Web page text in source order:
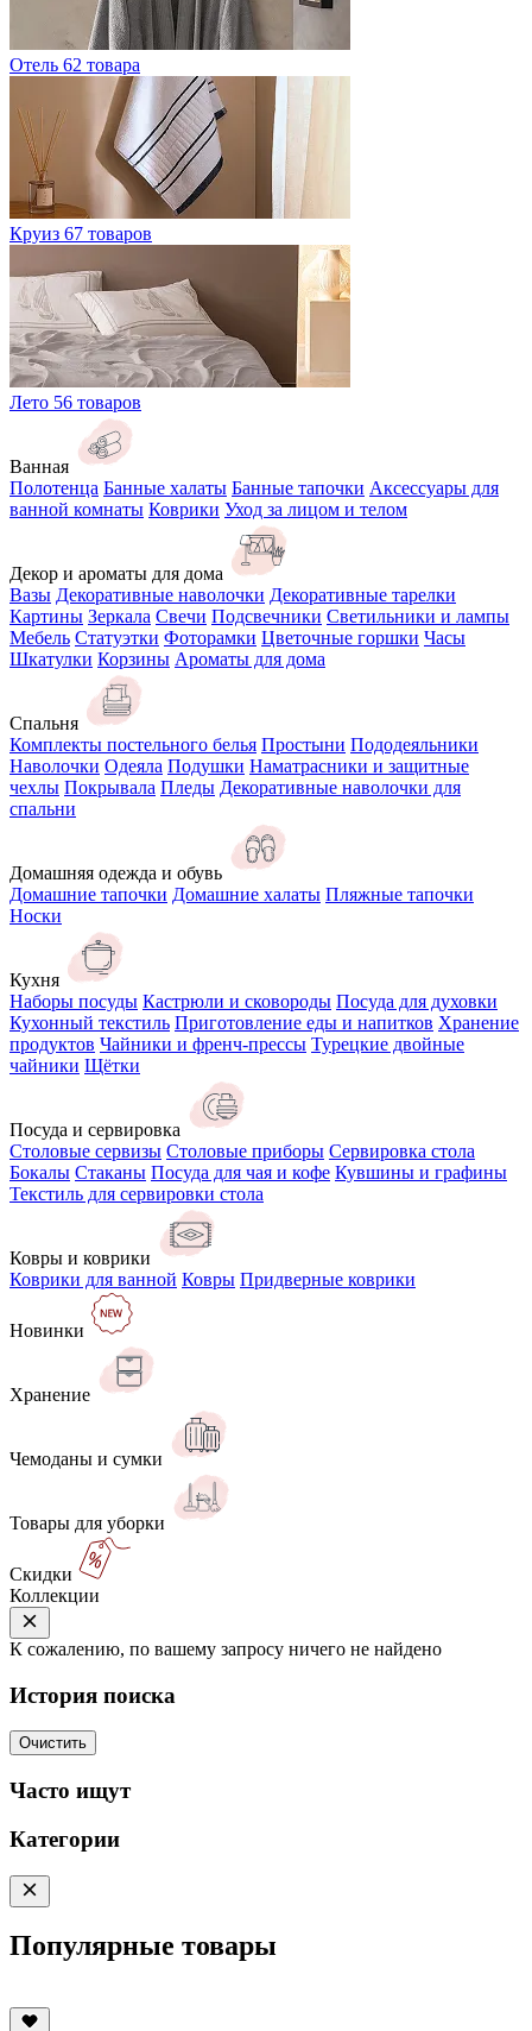
Отель 62 товара
Круиз 67 товаров
Лето 56 товаров
Ванная
Полотенца Банные халаты Банные тапочки Аксессуары для
ванной комнаты Коврики Уход за лицом и телом
Декор и ароматы для дома
Вазы Декоративные наволочки Декоративные тарелки
Картины Зеркала Свечи Подсвечники Светильники и лампы
Мебель Статуэтки Фоторамки Цветочные горшки Часы
Шкатулки Корзины Ароматы для дома
Спальня
Комплекты постельного белья Простыни Пододеяльники
Наволочки Одеяла Подушки Наматрасники и защитные
чехлы Покрывала Пледы Декоративные наволочки для
спальни
Домашняя одежда и обувь
Домашние тапочки Домашние халаты Пляжные тапочки
Носки
Кухня
Наборы посуды Кастрюли и сковороды Посуда для духовки
Кухонный текстиль Приготовление еды и напитков Хранение
продуктов Чайники и френч-прессы Турецкие двойные
чайники Щётки
Посуда и сервировка
Столовые сервизы Столовые приборы Сервировка стола
Бокалы Стаканы Посуда для чая и кофе Кувшины и графины
Текстиль для сервировки стола
Ковры и коврики
Коврики для ванной Ковры Придверные коврики
Новинки
Хранение
Чемоданы и сумки
Товары для уборки
Скидки
Коллекции
К сожалению, по вашему запросу ничего не найдено
История поиска
Очистить
Часто ищут
Категории
Популярные товары